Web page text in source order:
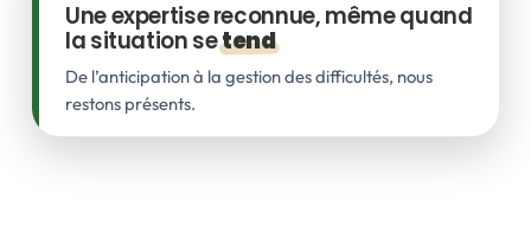
Une expertise reconnue, même quand
la situation setend
De l’anticipation à la gestion des difficultés, nous
restons présents.